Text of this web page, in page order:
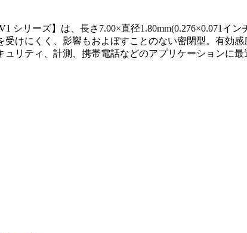
シリーズ】は、長さ7.00×直径1.80mm(0.276×0.071イ
けにくく、影響もおよぼすことのない密閉型。有効
リティ、計測、携帯電話などのアプリケーションに最